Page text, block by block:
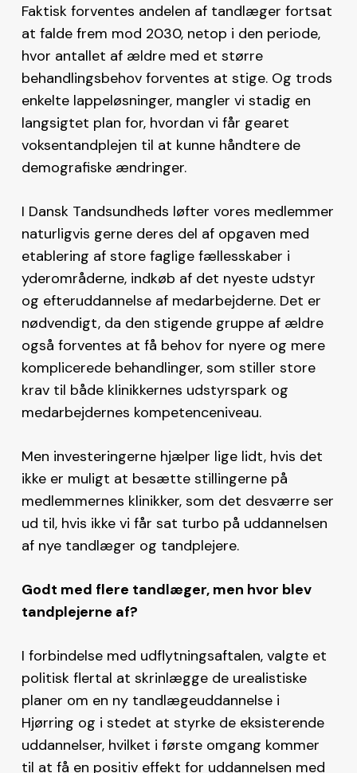
Faktisk forventes andelen af tandlæger fortsat
at falde frem mod 2030, netop i den periode,
hvor antallet af ældre med et større
behandlingsbehov forventes at stige. Og trods
enkelte lappeløsninger, mangler vi stadig en
langsigtet plan for, hvordan vi får gearet
voksentandplejen til at kunne håndtere de
demografiske ændringer.
I Dansk Tandsundheds løfter vores medlemmer
naturligvis gerne deres del af opgaven med
etablering af store faglige fællesskaber i
yderområderne, indkøb af det nyeste udstyr
og efteruddannelse af medarbejderne. Det er
nødvendigt, da den stigende gruppe af ældre
også forventes at få behov for nyere og mere
komplicerede behandlinger, som stiller store
krav til både klinikkernes udstyrspark og
medarbejdernes kompetenceniveau.
Men investeringerne hjælper lige lidt, hvis det
ikke er muligt at besætte stillingerne på
medlemmernes klinikker, som det desværre ser
ud til, hvis ikke vi får sat turbo på uddannelsen
af nye tandlæger og tandplejere.
Godt med flere tandlæger, men hvor blev
tandplejerne af?
I forbindelse med udflytningsaftalen, valgte et
politisk flertal at skrinlægge de urealistiske
planer om en ny tandlægeuddannelse i
Hjørring og i stedet at styrke de eksisterende
uddannelser, hvilket i første omgang kommer
til at få en positiv effekt for uddannelsen med